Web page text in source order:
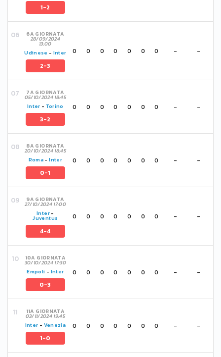
1-2
6A GIORNATA
28/09/2024
13:00
Udinese - Inter
2-3
0 0 0 0 0 0 0 - -
7A GIORNATA
05/10/2024 18:45
Inter - Torino
3-2
0 0 0 0 0 0 0 - -
8A GIORNATA
20/10/2024 18:45
Roma -Inter
0-1
0 0 0 0 0 0 0 - -
9A GIORNATA
27/10/2024 17:00
Inter-
Juventus
4-4
0 0 0 0 0 0 0 - -
10A GIORNATA
30/10/2024 17:30
Empoli - Inter
0-3
0 0 0 0 0 0 0 - -
11A GIORNATA
03/11/2024 19:45
Inter - Venezia
1-0
0 0 0 0 0 0 0 - -